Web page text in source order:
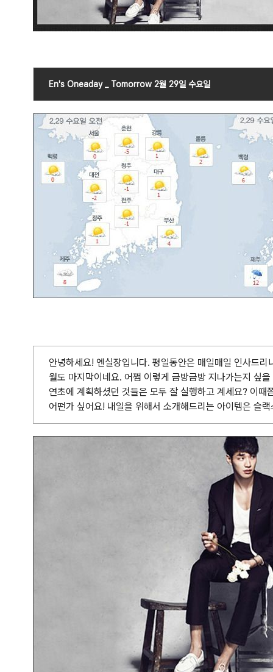
En's Oneaday _ Tomorrow 2월 29일 수요일
안녕하세요! 엔실장입니다. 평일동안은 매일매일 인사드
월도 마지막이네요. 어쩜 이렇게 금방금방 지나가는지 싶
연초에 계획하셨던 것들은 모두 잘 실행하고 계세요? 이때
어떤가 싶어요! 내일을 위해서 소개해드리는 아이템은 슬